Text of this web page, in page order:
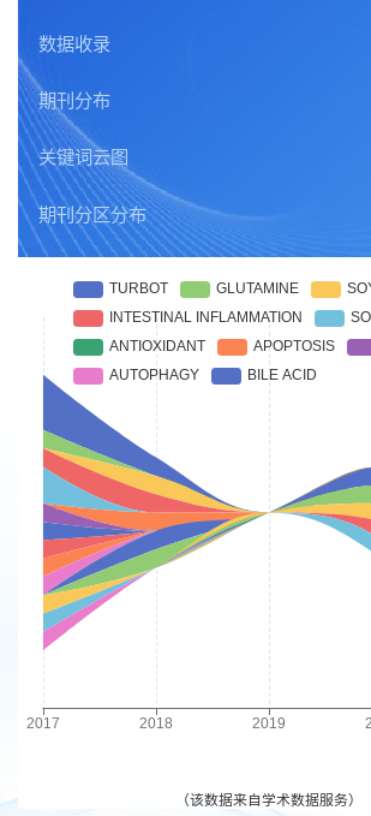
数据收录
期刊分布
关键词云图
期刊分区分布
（该数据来自学术数据服务）